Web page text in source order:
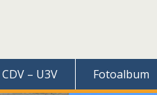
CDV – U3V Fotoalbum